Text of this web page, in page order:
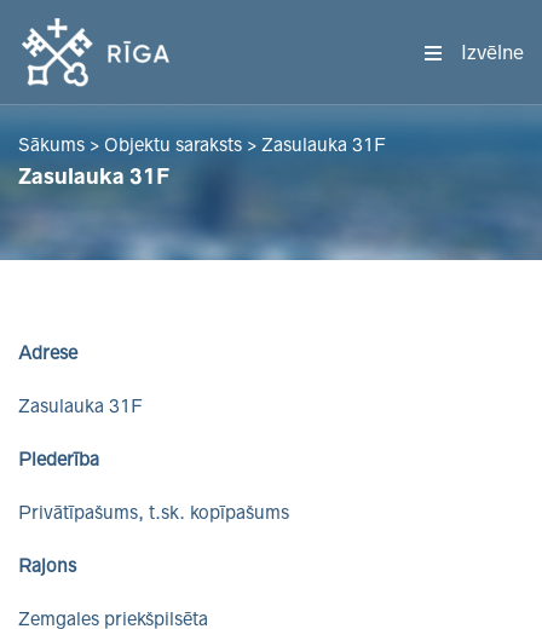
Izvēlne
Sākums > Objektu saraksts > Zasulauka 31F
Zasulauka 31F
Adrese
Zasulauka 31F
Piederība
Privātīpašums, t.sk. kopīpašums
Rajons
Zemgales priekšpilsēta